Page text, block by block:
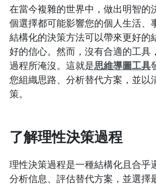
在當今複雜的世界中，做出明智的
個選擇都可能影響您的個人生活、
結構化的決策方法可以帶來更好的
好的信心。然而，沒有合適的工具
過程所淹沒。這就是思維導圖工具
您組織思路、分析替代方案，並以
策。
了解理性決策過程
理性決策過程是一種結構化且合乎
分析信息、評估替代方案，並選擇